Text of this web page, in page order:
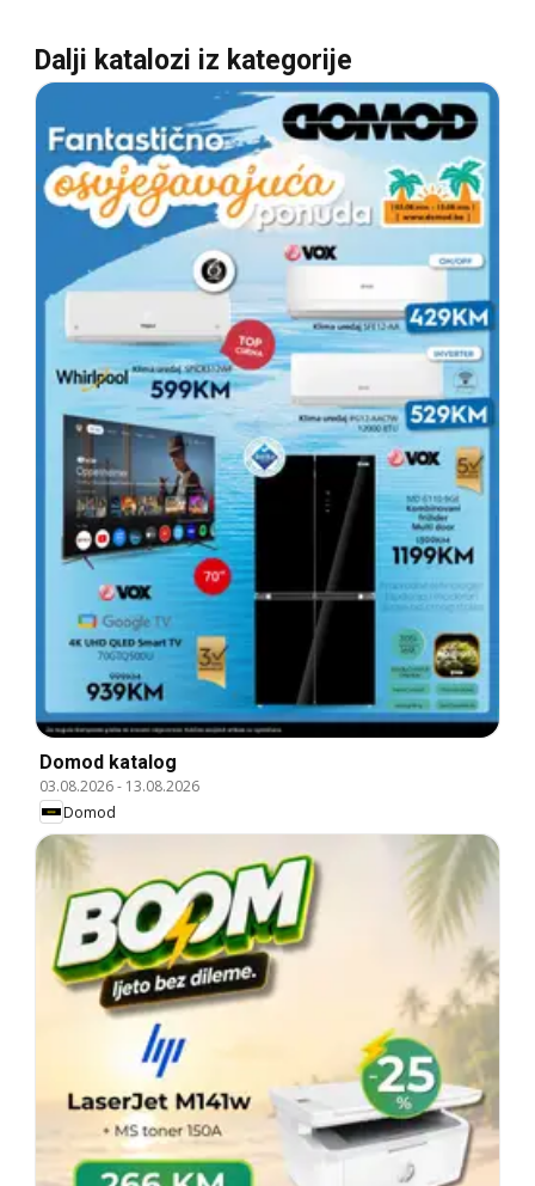
Dalji katalozi iz kategorije
Domod katalog
03.08.2026- 13.08.2026
Domod